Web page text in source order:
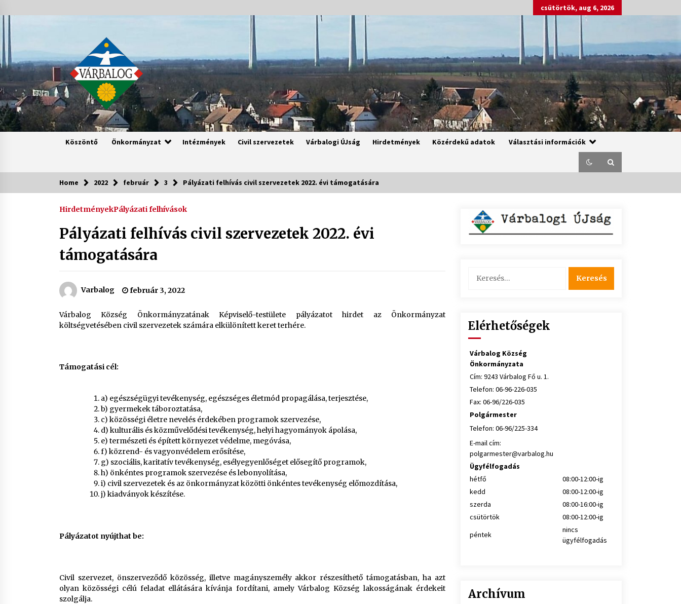
to
content
csütörtök, aug 6, 2026
Köszöntő Önkormányzat Intézmények Civil szervezetek Várbalogi ÚJság Hirdetmények Közérdekű adatok Választási információk
Home 2022 február 3 Pályázati felhívás civil szervezetek 2022. évi támogatására
HirdetményekPályázati felhívások
Pályázati felhívás civil szervezetek 2022. évi
támogatására
Varbalog február 3, 2022
Várbalog Község Önkormányzatának Képviselő-testülete pályázatot hirdet az Önkormányzat
költségvetésében civil szervezetek számára elkülönített keret terhére.
Támogatási cél:
a) egészségügyi tevékenység, egészséges életmód propagálása, terjesztése,
b) gyermekek táboroztatása,
c) közösségi életre nevelés érdekében programok szervezése,
d) kulturális és közművelődési tevékenység, helyi hagyományok ápolása,
e) természeti és épített környezet védelme, megóvása,
f) közrend- és vagyonvédelem erősítése,
g) szociális, karitatív tevékenység, esélyegyenlőséget elősegítő programok,
h) önkéntes programok szervezése és lebonyolítása,
i) civil szervezetek és az önkormányzat közötti önkéntes tevékenység előmozdítása,
j) kiadványok készítése.
Pályázatot nyújthat be:
Civil szervezet, önszerveződő közösség, illetve magányszemély akkor részesíthető támogatásban, ha azt
olyan közösségi célú feladat ellátására kívánja fordítani, amely Várbalog Község lakosságának érdekeit
szolgálja.
Elérhetőségek
Várbalog Község
Önkormányzata
Cím: 9243 Várbalog Fő u. 1.
Telefon: 06-96-226-035
Fax: 06-96/226-035
Polgármester
Telefon: 06-96/225-334
E-mail cím:
polgarmester@varbalog.hu
Ügyfélfogadás
hétfő
08:00-12:00-ig
kedd
08:00-12:00-ig
szerda
08:00-16:00-ig
csütörtök
08:00-12:00-ig
péntek
nincs
ügyfélfogadás
Archívum